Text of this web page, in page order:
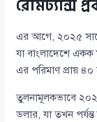
রেমিট্যান্স
এর আগে, ২০২৫
যা বাংলাদেশে একক
এর পরিমাণ প্রায় ৪০
তুলনামূলকভাবে
ডলার, যা তখন